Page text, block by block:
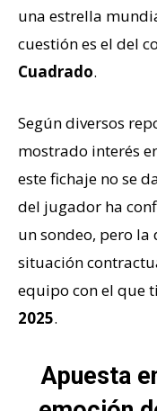
una estrella
cuestión es el del
Cuadrado.
Según diversos
mostrado interés
este fichaje no se
del jugador ha
un sondeo, pero
situación
equipo con el que
2025.
Apuesta